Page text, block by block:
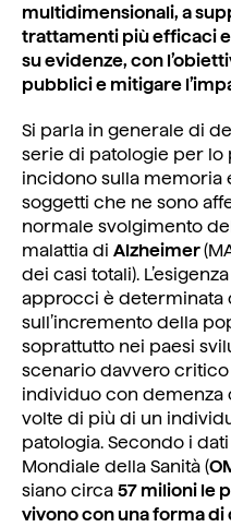
multidimensionali, a
trattamenti più efficaci
su evidenze, con
pubblici e mitigare
Si parla in generale di
serie di patologie per lo
incidono sulla memoria
soggetti che ne sono
normale svolgimento
malattia diAlzheimer
dei casi totali).
approcci è determinata
sull’incremento della
soprattutto nei paesi
scenario davvero
individuo con demenza
volte di più di un
patologia. Secondo i
Mondiale della Sanità (
siano circa57 milioni le
vivono con una forma